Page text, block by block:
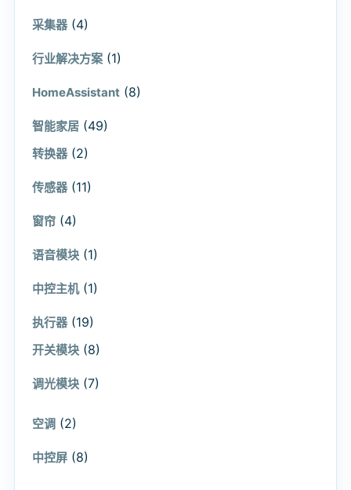
采集器 (4)
行业解决方案 (1)
HomeAssistant (8)
智能家居 (49)
转换器 (2)
传感器 (11)
窗帘 (4)
语音模块 (1)
中控主机 (1)
执行器 (19)
开关模块 (8)
调光模块 (7)
空调 (2)
中控屏 (8)